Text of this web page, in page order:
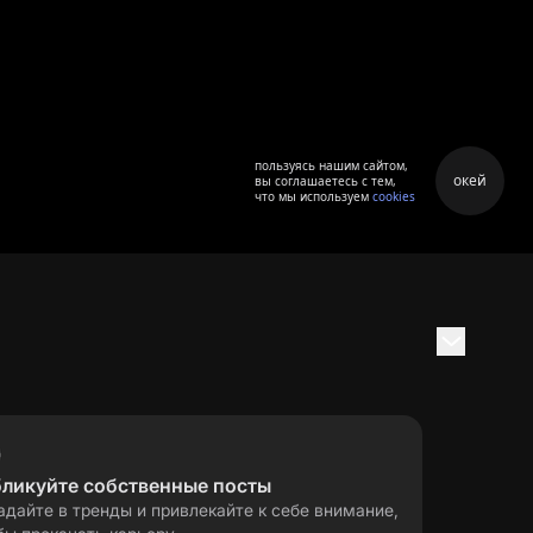
собственные посты
в тренды и привлекайте к себе внимание,
пользуясь нашим сайтом,
вы соглашаетесь с тем,
что мы используем cookies
окей